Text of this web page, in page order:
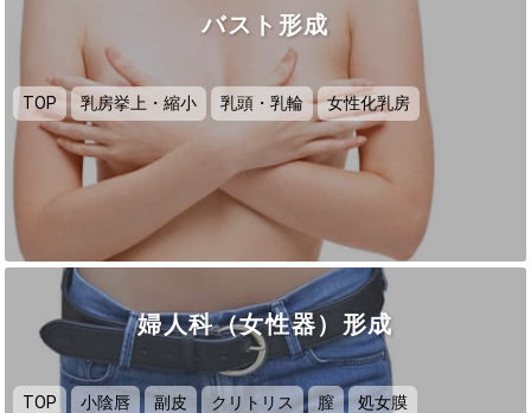
バスト形成
TOP 乳房挙上・縮小 乳頭・乳輪 女性化乳房
婦人科（女性器）形成
TOP 小陰唇 副皮 クリトリス 膣
処女膜